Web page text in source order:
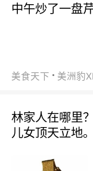
中午炒了一盘
美食天下 美洲豹
林家人在哪里
儿女顶天立地